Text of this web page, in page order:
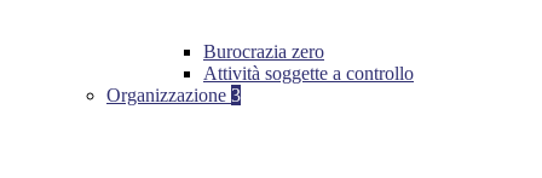
Burocrazia zero
Attività soggette a controllo
Organizzazione 3